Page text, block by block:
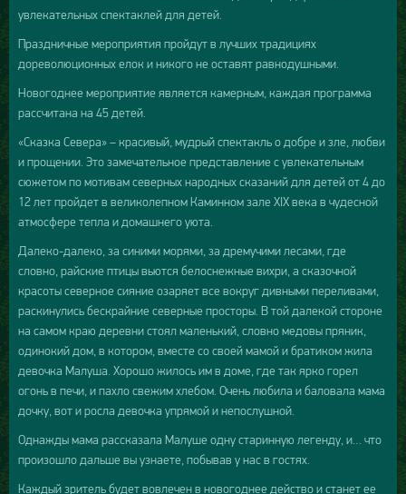
увлекательных спектаклей для детей.
Праздничные мероприятия пройдут в лучших традициях
дореволюционных елок и никого не оставят равнодушными.
Новогоднее мероприятие является камерным, каждая программа
рассчитана на 45 детей.
«Сказка Севера» – красивый, мудрый спектакль о добре и зле, любви
и прощении. Это замечательное представление с увлекательным
сюжетом по мотивам северных народных сказаний для детей от 4 до
12 лет пройдет в великолепном Каминном зале XIX века в чудесной
атмосфере тепла и домашнего уюта.
Далеко-далеко, за синими морями, за дремучими лесами, где
словно, райские птицы вьются белоснежные вихри, а сказочной
красоты северное сияние озаряет все вокруг дивными переливами,
раскинулись бескрайние северные просторы. В той далекой стороне
на самом краю деревни стоял маленький, словно медовы пряник,
одинокий дом, в котором, вместе со своей мамой и братиком жила
девочка Малуша. Хорошо жилось им в доме, где так ярко горел
огонь в печи, и пахло свежим хлебом. Очень любила и баловала мама
дочку, вот и росла девочка упрямой и непослушной.
Однажды мама рассказала Малуше одну старинную легенду, и… что
произошло дальше вы узнаете, побывав у нас в гостях.
Каждый зритель будет вовлечен в новогоднее действо и станет ее